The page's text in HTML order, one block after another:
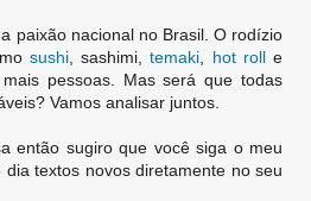
paixão nacional no Brasil. O rodízio
sushi, sashimi,temaki hot rolle
pessoas. Mas será que todas
Vamos analisar juntos.
então sugiro que você siga o meu
dia textos novos diretamente no seu